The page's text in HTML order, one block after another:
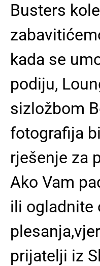
Busters
kada se
podiju,
sizložbom
fotografija
rješenje za
Ako Vam
ili ogladnite
prijatelji iz